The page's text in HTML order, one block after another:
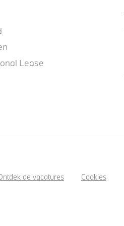
Lease
de vacatures Cookies